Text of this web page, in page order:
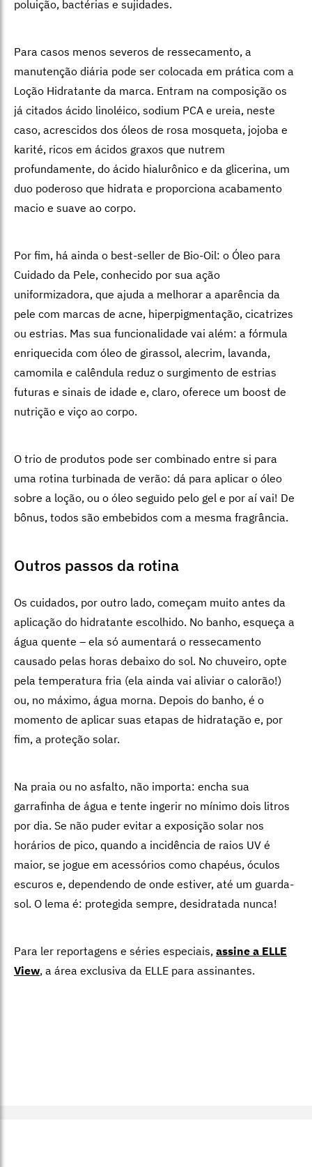
poluição, bactérias e sujidades.
Para casos menos severos de ressecamento, a
manutenção diária pode ser colocada em prática com a
Loção Hidratante da marca. Entram na composição os
já citados ácido linoléico, sodium PCA e ureia, neste
caso, acrescidos dos óleos de rosa mosqueta, jojoba e
karité, ricos em ácidos graxos que nutrem
profundamente, do ácido hialurônico e da glicerina, um
duo poderoso que hidrata e proporciona acabamento
macio e suave ao corpo.
Por fim, há ainda o best-seller de Bio-Oil: o Óleo para
Cuidado da Pele, conhecido por sua ação
uniformizadora, que ajuda a melhorar a aparência da
pele com marcas de acne, hiperpigmentação, cicatrizes
ou estrias. Mas sua funcionalidade vai além: a fórmula
enriquecida com óleo de girassol, alecrim, lavanda,
camomila e calêndula reduz o surgimento de estrias
futuras e sinais de idade e, claro, oferece um boost de
nutrição e viço ao corpo.
O trio de produtos pode ser combinado entre si para
uma rotina turbinada de verão: dá para aplicar o óleo
sobre a loção, ou o óleo seguido pelo gel e por aí vai! De
bônus, todos são embebidos com a mesma fragrância.
Outros passos da rotina
Os cuidados, por outro lado, começam muito antes da
aplicação do hidratante escolhido. No banho, esqueça a
água quente – ela só aumentará o ressecamento
causado pelas horas debaixo do sol. No chuveiro, opte
pela temperatura fria (ela ainda vai aliviar o calorão!)
ou, no máximo, água morna. Depois do banho, é o
momento de aplicar suas etapas de hidratação e, por
fim, a proteção solar.
Na praia ou no asfalto, não importa: encha sua
garrafinha de água e tente ingerir no mínimo dois litros
por dia. Se não puder evitar a exposição solar nos
horários de pico, quando a incidência de raios UV é
maior, se jogue em acessórios como chapéus, óculos
escuros e, dependendo de onde estiver, até um guarda-
sol. O lema é: protegida sempre, desidratada nunca!
Para ler reportagens e séries especiais, assine a ELLE
View, a área exclusiva da ELLE para assinantes.